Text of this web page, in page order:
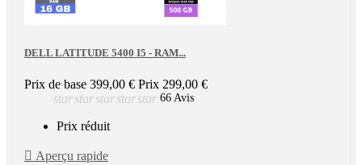
DELL LATITUDE 5400 I5 - RAM...
Prix de base 399,00 € Prix 299,00 €
starstarstarstarstar 66 Avis
Prix réduit
 Aperçu rapide